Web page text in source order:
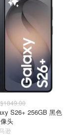
$1849.00
S26+ 256GB 黑色
头
逊